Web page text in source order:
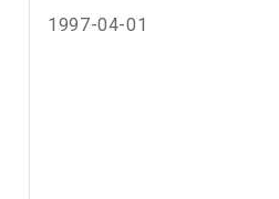
1997-04-01